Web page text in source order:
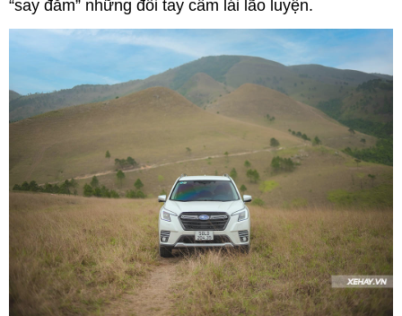
“say đắm” những đôi tay cầm lái lão luyện.